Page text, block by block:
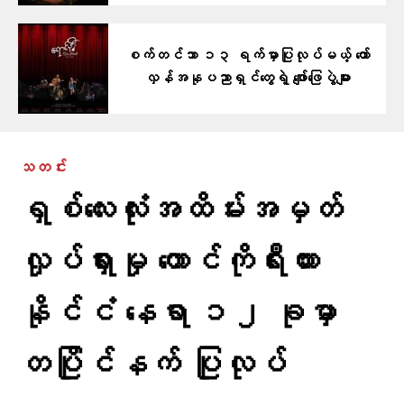
စက်တင်ဘာ ၁၃ ရက်မှာပြုလုပ်မယ့် တော်
လှန်အနုပညာရှင်တွေရဲ့ ဖျော်ဖြေပွဲများ
သတင်း
ရှစ်လေးလုံးအထိမ်းအမှတ်
လှုပ်ရှားမှု တောင်ကိုရီးယား
နိုင်ငံ နေရာ ၁၂ ခုမှာ
တပြိုင်နက် ပြုလုပ်